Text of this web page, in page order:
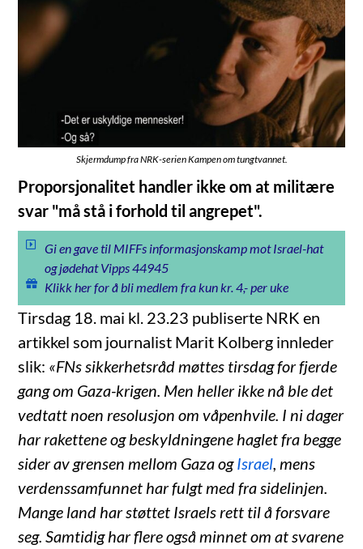
Skjermdump fra NRK-serien Kampen om tungtvannet.
Proporsjonalitet handler ikke om at militære
svar "må stå i forhold til angrepet".
Gi en gave til MIFFs informasjonskamp mot Israel-hat
og jødehat Vipps 44945
Klikk her for å bli medlem fra kun kr. 4,- per uke
Tirsdag 18. mai kl. 23.23 publiserte NRK en
artikkel som journalist Marit Kolberg innleder
slik: «FNs sikkerhetsråd møttes tirsdag for fjerde
gang om Gaza-krigen. Men heller ikke nå ble det
vedtatt noen resolusjon om våpenhvile. I ni dager
har rakettene og beskyldningene haglet fra begge
sider av grensen mellom Gaza ogIsrael, mens
verdenssamfunnet har fulgt med fra sidelinjen.
Mange land har støttet Israels rett til å forsvare
seg. Samtidig har flere også minnet om at svarene